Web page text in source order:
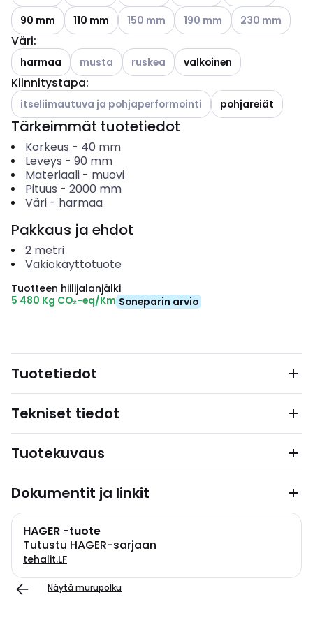
90 mm
110 mm Katso käytettävissä olevat vaihtoehdot
150 mm Katso käytettävissä olevat
190 mm Katso
230 mm
Väri:
harmaa Katso käytettävissä olevat vaihtoehdot
musta Katso käytettävissä olevat
ruskea valkoinen
Kiinnitystapa:
Katso käytettävissä olevat vaihtoehdot
itseliimautuva ja pohjaperformointi pohjareiät
Tärkeimmät tuotetiedot
Korkeus - 40 mm
Leveys - 90 mm
Materiaali- muovi
Pituus - 2000 mm
Väri- harmaa
Pakkaus ja ehdot
2 metri
Vakiokäyttötuote
Tuotteen hiilijalanjälki
5 480 Kg CO₂-eq/Km Soneparin arvio
Tuotetiedot
Tekniset tiedot
Tuotekuvaus
Dokumentit ja linkit
HAGER -tuote
Tutustu HAGER-sarjaan
tehalit.LF
Näytä murupolku